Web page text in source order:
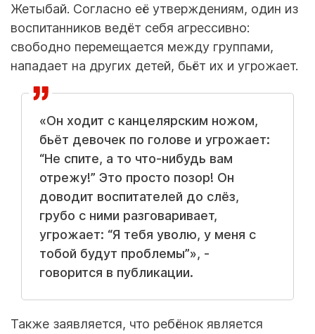
Жетыбай. Согласно её утверждениям, один из
воспитанников ведёт себя агрессивно:
свободно перемещается между группами,
нападает на других детей, бьёт их и угрожает.
«Он ходит с канцелярским ножом,
бьёт девочек по голове и угрожает:
“Не спите, а то что-нибудь вам
отрежу!” Это просто позор! Он
доводит воспитателей до слёз,
грубо с ними разговаривает,
угрожает: “Я тебя уволю, у меня с
тобой будут проблемы”», -
говорится в публикации.
Также заявляется, что ребёнок является